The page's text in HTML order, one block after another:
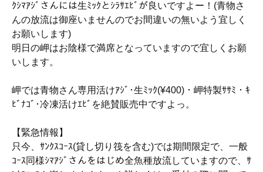
ｸｼﾏｱｼﾞさんには生ﾐｯｸとｼﾗｻｴﾋﾞが良いですよー！(青物さ
んの放流は御座いませんのでお間違いの無いよう宜しく
お願いします)
明日の岬はお陰様で満席となっていますので宜しくお願
いします。
岬では青物さん専用活けｱｼﾞ･生ﾐｯｸ(¥400)・岬特製ｻｻﾐ・ｷ
ﾋﾞﾅｺﾞ･冷凍活けｴﾋﾞを絶賛販売中ですよっ。
【緊急情報】
只今、ｻﾝｸｽｺｰｽ(貸し切り筏を含む)では期間限定で、一般
ｺｰｽ同様ｼﾏｱｼﾞさんをはじめ全魚種放流していますので、ｻ